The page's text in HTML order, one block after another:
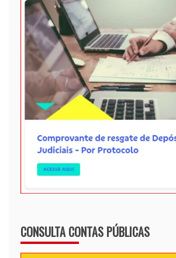
CONSULTA CONTAS PÚBLICAS